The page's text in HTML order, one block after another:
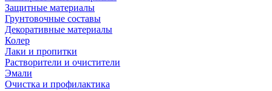
Защитные материалы
Грунтовочные составы
Декоративные материалы
Колер
Лаки и пропитки
Растворители и очистители
Эмали
Очистка и профилактика